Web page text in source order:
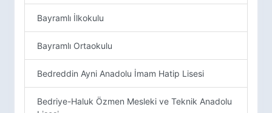
Bayramlı İlkokulu
Bayramlı Ortaokulu
Bedreddin Ayni Anadolu İmam Hatip Lisesi
Bedriye-Haluk Özmen Mesleki ve Teknik Anadolu